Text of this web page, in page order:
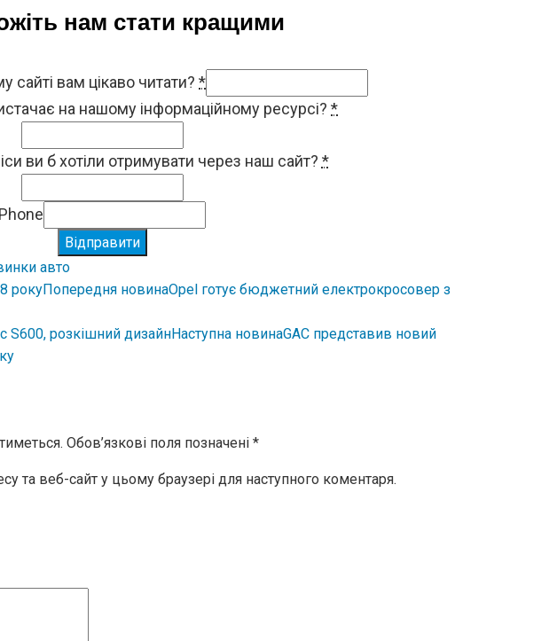
нам стати кращими
сайті вам цікаво читати? *
на нашому інформаційному ресурсі? *
ви б хотіли отримувати через наш сайт? *
Phone
Відправити
авто
Попередня новинаOpel готує бюджетний електрокросовер з
Наступна новинаGAC представив новий
Обов’язкові поля позначені *
та веб-сайт у цьому браузері для наступного коментаря.